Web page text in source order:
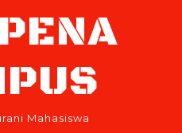
Mahasiswa